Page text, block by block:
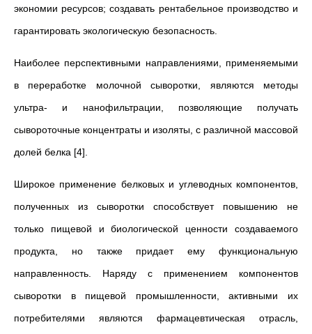
экономии ресурсов; создавать рентабельное производство и
гарантировать экологическую безопасность.
Наиболее перспективными направлениями, применяемыми
в переработке молочной сыворотки, являются методы
ультра- и нанофильтрации, позволяющие получать
сывороточные концентраты и изоляты, с различной массовой
долей белка [4].
Широкое применение белковых и углеводных компонентов,
полученных из сыворотки способствует повышению не
только пищевой и биологической ценности создаваемого
продукта, но также придает ему функциональную
направленность. Наряду с применением компонентов
сыворотки в пищевой промышленности, активными их
потребителями являются фармацевтическая отрасль,